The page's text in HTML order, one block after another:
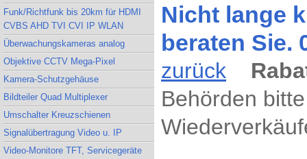
Funk/Richtfunk bis 20km für HDMI
CVBS AHD TVI CVI IP WLAN
Überwachungskameras analog
Objektive CCTV Mega-Pixel
Kamera-Schutzgehäuse
Bildteiler Quad Multiplexer
Umschalter Kreuzschienen
Signalübertragung Video u. IP
Video-Monitore TFT, Servicegeräte
Nicht lange
beraten Sie.
zurück
Behörden